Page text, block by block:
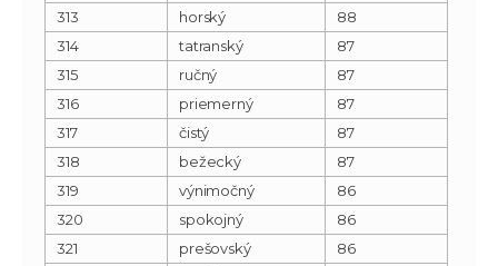
313
horský
88
314
tatranský
87
315
ručný
87
316
priemerný
87
317
čistý
87
318
bežecký
87
319
výnimočný
86
320
spokojný
86
321
prešovský
86